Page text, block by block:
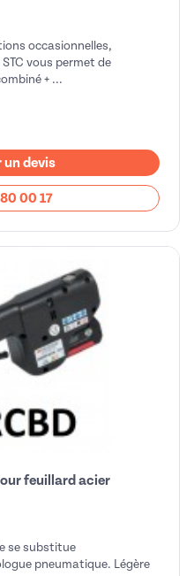
occasionnelles,
vous permet de
+ ...
un devis
00 17
feuillard acier
se substitue
pneumatique. Légère